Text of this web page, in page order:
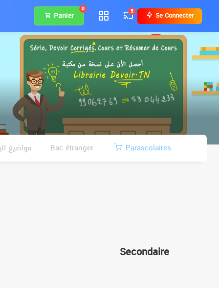
Panier
0 5 Se Connecter
مواضيع Bac étranger Parascolaires
Secondaire